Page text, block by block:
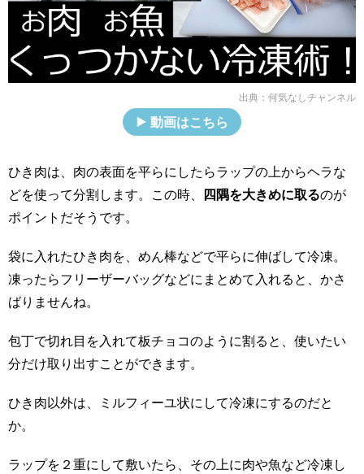
出典： 何気なしチャンネル
動画はこちら
ひき肉は、肉の表面を平らにしたらラップの上からヘラな
どを使って分割します。この時、 四隅を大きめに取るのが
ポイントだそうです。
袋に入れたひき肉を、めん棒などで平らに伸ばして冷凍。
凍ったらフリーザーバッグなどにまとめて入れると、かさ
ばりませんね。
包丁で切れ目を入れて板チョコのように割ると、使いたい
分だけ取り出すことができます。
ひき肉以外は、ミルフィーユ状にして冷凍にするのだと
か。
ラップを２重にして敷いたら、その上に肉や魚など冷凍し